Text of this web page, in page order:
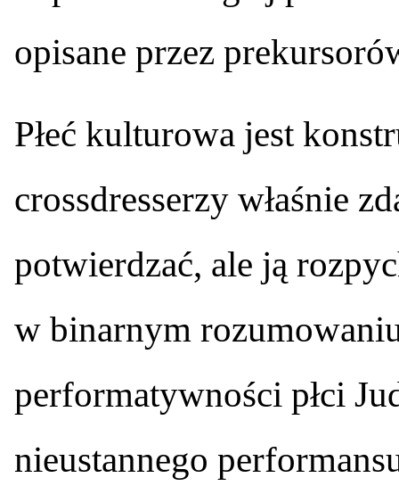
opisane przez
Płeć kulturowa jest
crossdresserzy właśnie
potwierdzać, ale ją
w binarnym
performatywności płci
nieustannego